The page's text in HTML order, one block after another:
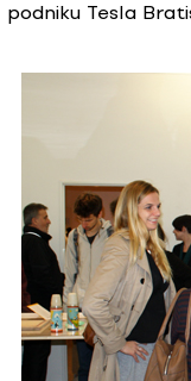
podniku Tesla